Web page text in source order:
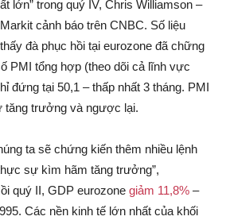
lớn” trong quý IV, Chris Williamson –
cảnh báo trên CNBC. Số liệu
đà phục hồi tại eurozone đã chững
PMI tổng hợp (theo dõi cả lĩnh vực
đứng tại 50,1 – thấp nhất 3 tháng. PMI
tăng trưởng và ngược lại.
ta sẽ chứng kiến thêm nhiều lệnh
sự kìm hãm tăng trưởng”,
quý II, GDP eurozone giảm 11,8% –
Các nền kinh tế lớn nhất của khối